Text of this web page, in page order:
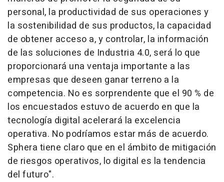
personal, la productividad de sus operaciones y
la sostenibilidad de sus productos, la capacidad
de obtener acceso a, y controlar, la información
de las soluciones de Industria 4.0, será lo que
proporcionará una ventaja importante a las
empresas que deseen ganar terreno a la
competencia. No es sorprendente que el 90 % de
los encuestados estuvo de acuerdo en que la
tecnología digital acelerará la excelencia
operativa. No podríamos estar más de acuerdo.
Sphera tiene claro que en el ámbito de mitigación
de riesgos operativos, lo digital es la tendencia
del futuro".